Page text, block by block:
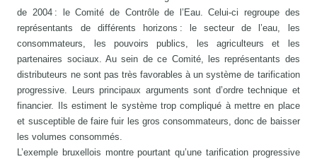
de 2004 : le Comité de Contrôle de l’Eau. Celui-ci regroupe des
représentants de différents horizons : le secteur de l’eau, les
consommateurs, les pouvoirs publics, les agriculteurs et les
partenaires sociaux. Au sein de ce Comité, les représentants des
distributeurs ne sont pas très favorables à un système de tarification
progressive. Leurs principaux arguments sont d’ordre technique et
financier. Ils estiment le système trop compliqué à mettre en place
et susceptible de faire fuir les gros consommateurs, donc de baisser
les volumes consommés.
L’exemple bruxellois montre pourtant qu’une tarification progressive